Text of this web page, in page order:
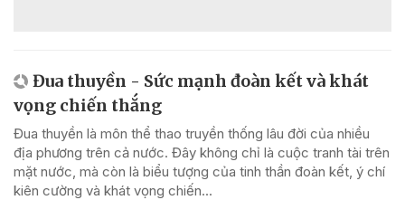
Đua thuyền - Sức mạnh đoàn kết và khát
vọng chiến thắng
Đua thuyền là môn thể thao truyền thống lâu đời của nhiều
địa phương trên cả nước. Đây không chỉ là cuộc tranh tài trên
mặt nước, mà còn là biểu tượng của tinh thần đoàn kết, ý chí
kiên cường và khát vọng chiến...